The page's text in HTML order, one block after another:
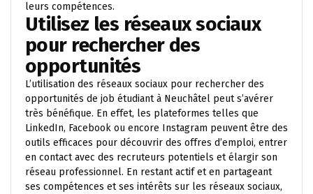
leurs compétences.
Utilisez les réseaux sociaux
pour rechercher des
opportunités
L’utilisation des réseaux sociaux pour rechercher des
opportunités de job étudiant à Neuchâtel peut s’avérer
très bénéfique. En effet, les plateformes telles que
LinkedIn, Facebook ou encore Instagram peuvent être des
outils efficaces pour découvrir des offres d’emploi, entrer
en contact avec des recruteurs potentiels et élargir son
réseau professionnel. En restant actif et en partageant
ses compétences et ses intérêts sur les réseaux sociaux,